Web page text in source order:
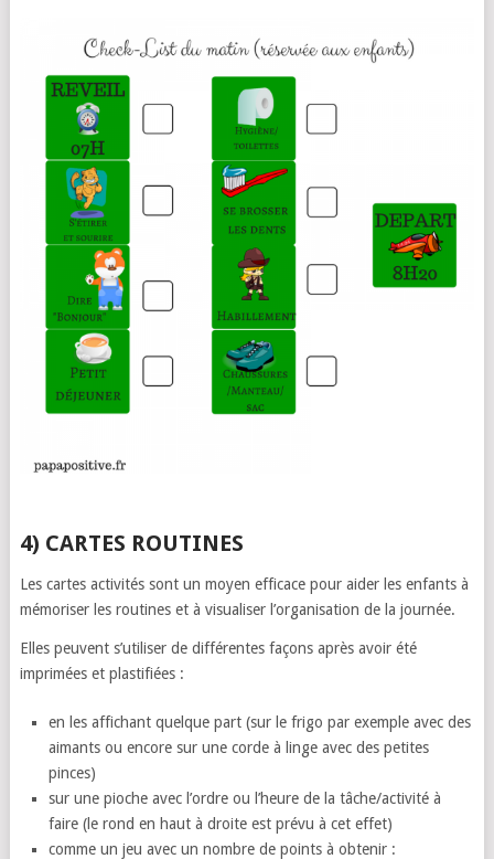
4) CARTES ROUTINES
Les cartes activités sont un moyen efficace pour aider les enfants à
mémoriser les routines et à visualiser l’organisation de la journée.
Elles peuvent s’utiliser de différentes façons après avoir été
imprimées et plastifiées :
en les affichant quelque part (sur le frigo par exemple avec des
aimants ou encore sur une corde à linge avec des petites
pinces)
sur une pioche avec l’ordre ou l’heure de la tâche/activité à
faire (le rond en haut à droite est prévu à cet effet)
comme un jeu avec un nombre de points à obtenir :